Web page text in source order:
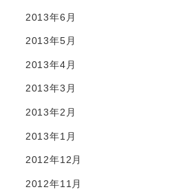
2013年6月
2013年5月
2013年4月
2013年3月
2013年2月
2013年1月
2012年12月
2012年11月